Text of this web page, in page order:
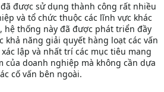
được sử dụng thành công rất nhiều
và tổ chức thuộc các lĩnh vực khác
hệ thống này đã được phát triển đầy
khả năng giải quyết hàng loạt các vấn
lập và nhất trí các mục tiêu mang
doanh nghiệp mà không cần dựa
cố vấn bên ngoài.